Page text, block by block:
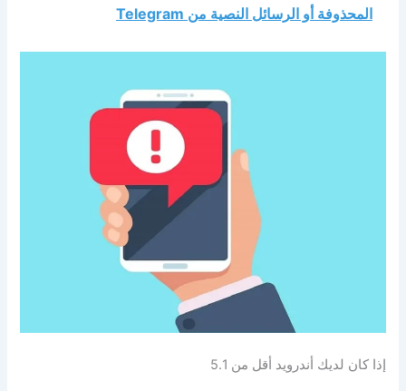
المحذوفة أو الرسائل النصية من Telegram
إذا كان لديك أندرويد أقل من 5.1